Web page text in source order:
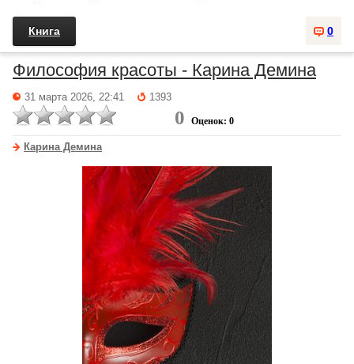
0
Книга
Философия красоты - Карина Демина
31 марта 2026, 22:41 1393
0 Оценок: 0
Карина Демина